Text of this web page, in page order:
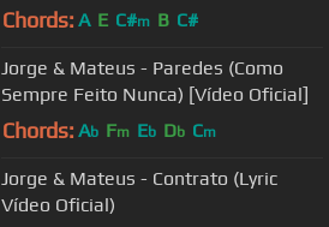
Chords: A E C#m B C#
Jorge & Mateus - Paredes (Como
Sempre Feito Nunca) [Vídeo Oficial]
Chords: Ab Fm Eb Db Cm
Jorge & Mateus - Contrato (Lyric
Vídeo Oficial)